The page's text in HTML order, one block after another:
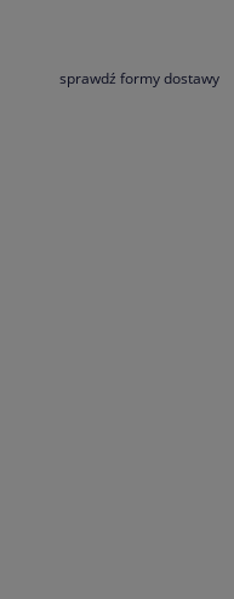
płatnościsprawdź formy dostawy